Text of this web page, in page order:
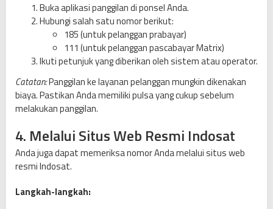
Buka aplikasi panggilan di ponsel Anda.
Hubungi salah satu nomor berikut:
185 (untuk pelanggan prabayar)
111 (untuk pelanggan pascabayar Matrix)
Ikuti petunjuk yang diberikan oleh sistem atau operator.
Catatan:Panggilan ke layanan pelanggan mungkin dikenakan
biaya. Pastikan Anda memiliki pulsa yang cukup sebelum
melakukan panggilan.
4. Melalui Situs Web Resmi Indosat
Anda juga dapat memeriksa nomor Anda melalui situs web
resmi Indosat.
Langkah-langkah: